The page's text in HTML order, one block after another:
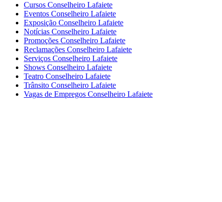
Cursos Conselheiro Lafaiete
Eventos Conselheiro Lafaiete
Exposição Conselheiro Lafaiete
Notícias Conselheiro Lafaiete
Promoções Conselheiro Lafaiete
Reclamações Conselheiro Lafaiete
Serviços Conselheiro Lafaiete
Shows Conselheiro Lafaiete
Teatro Conselheiro Lafaiete
Trânsito Conselheiro Lafaiete
Vagas de Empregos Conselheiro Lafaiete